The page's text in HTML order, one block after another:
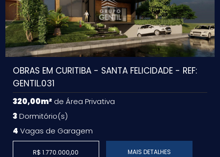
OBRAS EM CURITIBA - SANTA FELICIDADE - REF:
GENTIL.031
320,00m² de Área Privativa
3Dormitório(s)
4 Vagas de Garagem
R$ 1.770.000,00 MAIS DETALHES